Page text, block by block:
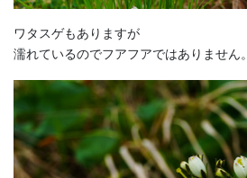
ワタスゲもありますが
濡れているのでフアフアではありません。